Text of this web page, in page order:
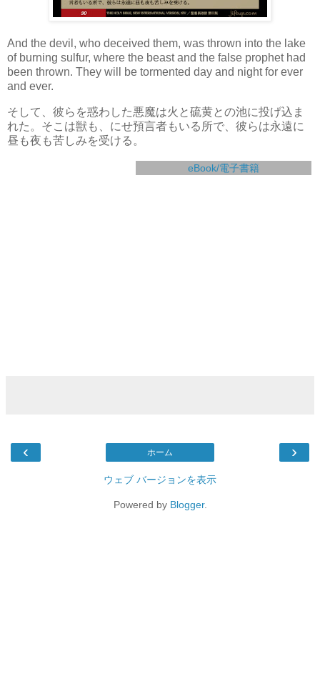
And the devil, who deceived them, was thrown into the lake
of burning sulfur, where the beast and the false prophet had
been thrown. They will be tormented day and night for ever
and ever.
そして、彼らを惑わした悪魔は火と硫黄との池に投げ込ま
れた。そこは獣も、にせ預言者もいる所で、彼らは永遠に
昼も夜も苦しみを受ける。
eBook/電子書籍
‹ ›
ホーム
ウェブ バージョンを表示
Powered by Blogger.